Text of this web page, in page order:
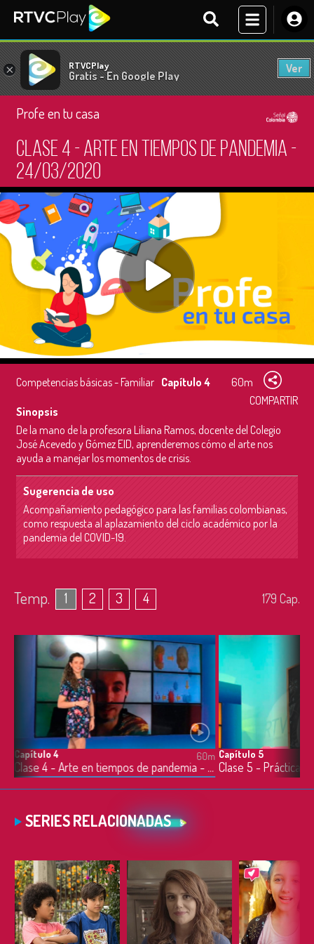
× RTVCPlay
Gratis - En Google Play
Ver
Profe en tu casa
Clase 4 - Arte en tiempos de pandemia -
24/03/2020
Competencias básicas - Familiar Capítulo 4
60m
COMPARTIR
Sinopsis
De la mano de la profesora Liliana Ramos, docente del Colegio
José Acevedo y Gómez EID, aprenderemos cómo el arte nos
ayuda a manejar los momentos de crisis.
Sugerencia de uso
Acompañamiento pedagógico para las familias colombianas,
como respuesta al aplazamiento del ciclo académico por la
pandemia del COVID-19.
Temp. 1 2 3 4 179 Cap.
Capítulo 4
Clase 4 - Arte en tiempos de pandemia - 24/03/2020
60m Capítulo 5
SERIES RELACIONADAS